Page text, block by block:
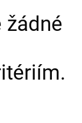
žádné